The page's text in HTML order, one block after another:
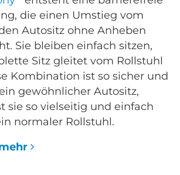
die einen Umstieg vom
Autositz ohne Anheben
Sie bleiben einfach sitzen,
Sitz gleitet vom Rollstuhl
Kombination ist so sicher und
gewöhnlicher Autositz,
sie so vielseitig und einfach
normaler Rollstuhl.